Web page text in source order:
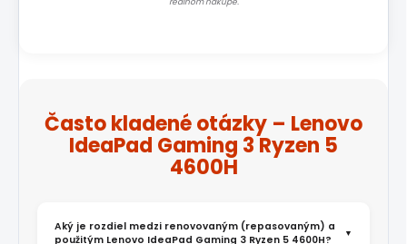
reálnom nákupe.
Často kladené otázky – Lenovo
IdeaPad Gaming 3 Ryzen 5
4600H
Aký je rozdiel medzi renovovaným (repasovaným) a
použitým Lenovo IdeaPad Gaming 3 Ryzen 5 4600H?